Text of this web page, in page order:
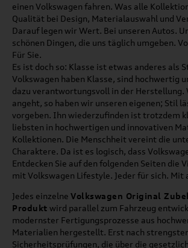
einen Volkswagen fahren. Was alle
Qualität bei Design, Materialauswahl und
Darauf legen wir Wert. Bei unseren Autos.
schönen Dingen, die uns täglich umgeben.
Für Sie.
Es ist doch so: Klasse ist etwas anderes als
Volkswagen haben Klasse, sind hochwertig
dazu verantwortungsvoll in der Herstellung.
angeht, so haben wir unseren eigenen; Stil
vorgeben. Ihn wiederzufinden ist trotzdem
liebsten in hochwertigen und innovativen
Kollektionen. Die Menschheit vereint die
Charaktere. Da ist es logisch, dass
Entdecken Sie auf den folgenden Seiten die
mit Volkswagen Lifestyle. Jeder für sich. Mit
Jedes einzelne Volkswagen Original
Produkt wird parallel zum Fahrzeug
modernster Fertigungsprozesse aus
Materialien hergestellt. Erst nach
Sicherheitsprüfungen, die über die gesetzlich